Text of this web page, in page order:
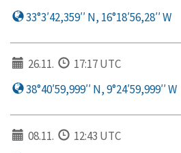
33°3′42,359′′ N, 16°18′56,28′′ W
26.11.
17:17 UTC
38°40′59,999′′ N, 9°24′59,999′′ W
08.11.
12:43 UTC